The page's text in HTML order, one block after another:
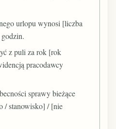
urlopu wynosi [liczba
z puli za rok [rok
pracodawcy
sprawy bieżące
/ stanowisko] / [nie